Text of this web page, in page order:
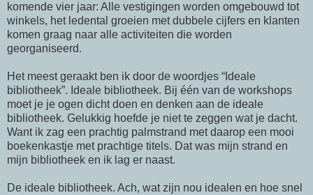
komende vier jaar: Alle vestigingen worden omgebouwd tot
winkels, het ledental groeien met dubbele cijfers en klanten
komen graag naar alle activiteiten die worden
georganiseerd.
Het meest geraakt ben ik door de woordjes “Ideale
bibliotheek”. Ideale bibliotheek. Bij één van de workshops
moet je je ogen dicht doen en denken aan de ideale
bibliotheek. Gelukkig hoefde je niet te zeggen wat je dacht.
Want ik zag een prachtig palmstrand met daarop een mooi
boekenkastje met prachtige titels. Dat was mijn strand en
mijn bibliotheek en ik lag er naast.
De ideale bibliotheek. Ach, wat zijn nou idealen en hoe snel